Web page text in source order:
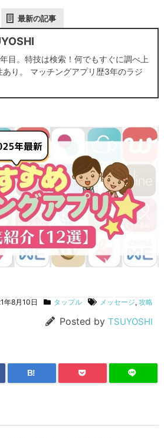
最新の記事
目。特技は検索！何でもすぐに調べ上
あり。 マッチングアプリ歴3年のラジ
年8月10日 タップル メッセージ, 攻略
Posted by TSUYOSHI
B!